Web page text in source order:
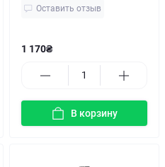
Оставить отзыв
1 170₴
В корзину